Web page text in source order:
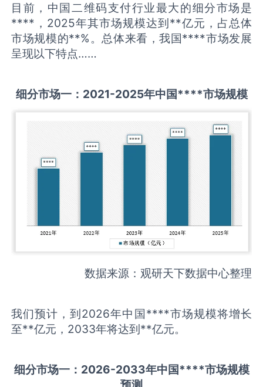
目前，中国二维码支付行业最大的细分市场是
****，2025年其市场规模达到**亿元，占总体
市场规模的**%。总体来看，我国****市场发展
呈现以下特点……
细分市场一： 2021-2025年中国****市场规模
数据来源：观研天下数据中心整理
我们预计，到2026年中国****市场规模将增长
至**亿元，2033年将达到**亿元。
细分市场一： 2026-2033年中国****市场规模